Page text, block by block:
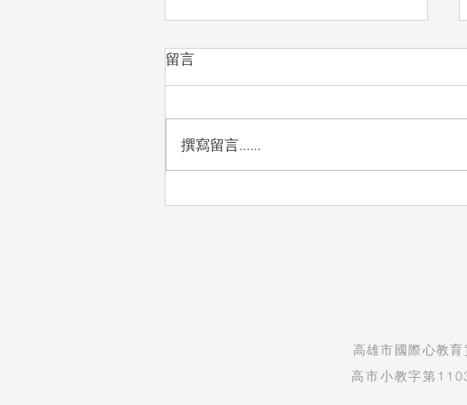
愛惜
留言
撰寫留言......
高雄市國際心教
高市小教字第